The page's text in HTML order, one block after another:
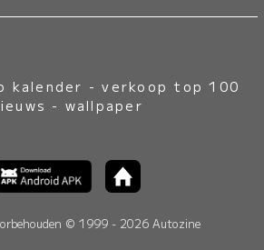
kalender -verkoop top 100
- wallpaper
© 1999 - 2026 Autozine